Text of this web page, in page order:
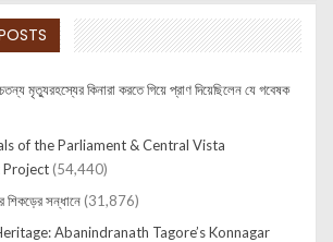
মৃত্যুরহস্যের কিনারা করতে গিয়ে প্রাণ দিয়েছিলেন যে গবেষক
of the Parliament & Central Vista
Project (54,440)
শিকড়ের সন্ধানে (31,876)
Abanindranath Tagore’s Konnagar